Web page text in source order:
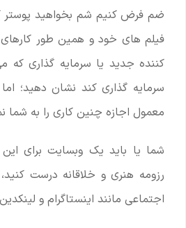
ضم فرض کنیم شم بخواهید پوستر
فیلم های خود و همین طور کارهای
کننده جدید یا سرمایه گذاری که
سرمایه گذاری کند نشان دهید؛
معمول اجازه چنین کاری را به شما
شما یا باید یک وبسایت برای
رزومه هنری و خلاقانه درست
اجتماعی مانند اینستاگرام و